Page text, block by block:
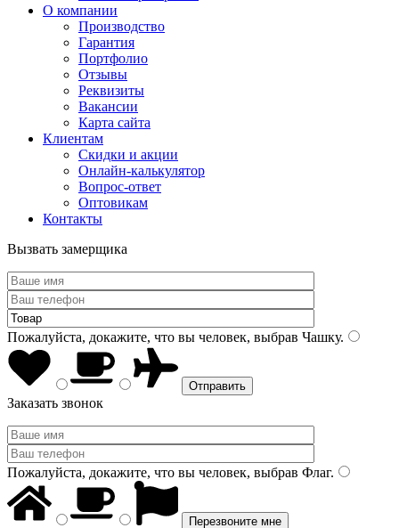
О компании
Производство
Гарантия
Портфолио
Отзывы
Реквизиты
Вакансии
Карта сайта
Клиентам
Скидки и акции
Онлайн-калькулятор
Вопрос-ответ
Оптовикам
Контакты
Вызвать замерщика
Пожалуйста, докажите, что вы человек, выбрав Чашку.
Заказать звонок
Пожалуйста, докажите, что вы человек, выбрав Флаг.